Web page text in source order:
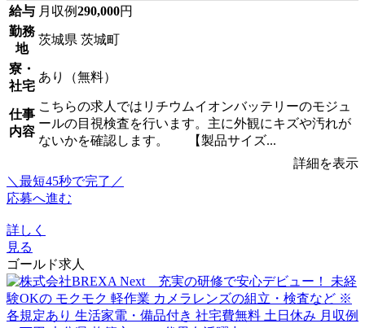
給与 月収例290,000円
勤務
地
茨城県 茨城町
寮・
社宅
あり（無料）
仕事
内容
こちらの求人ではリチウムイオンバッテリーのモジュ
ールの目視検査を行います。主に外観にキズや汚れが
ないかを確認します。 【製品サイズ...
詳細を表示
＼最短45秒で完了／
応募へ進む
詳しく
見る
ゴールド求人